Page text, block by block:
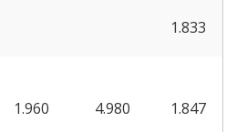
1.833
1.960 4.980 1.847